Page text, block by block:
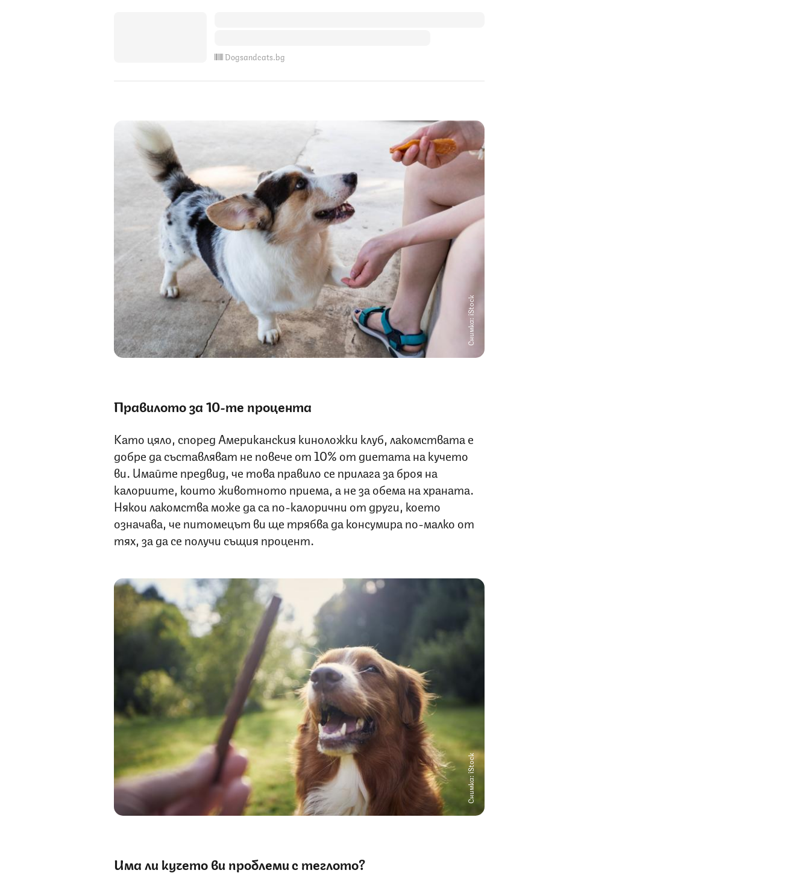
Dogsandcats.bg
Снимка: iStock
Правилото за 10-те процента
Като цяло, според Американския киноложки клуб, лакомствата е
добре да съставляват не повече от 10% от диетата на кучето
ви. Имайте предвид, че това правило се прилага за броя на
калориите, които животното приема, а не за обема на храната.
Някои лакомства може да са по-калорични от други, което
означава, че питомецът ви ще трябва да консумира по-малко от
тях, за да се получи същия процент.
Снимка: iStock
Има ли кучето ви проблеми с теглото?